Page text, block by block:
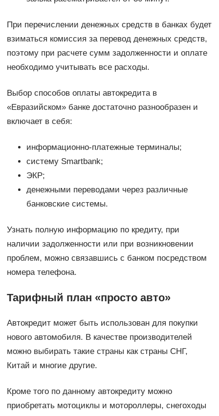
При перечислении денежных средств в банках будет
взиматься комиссия за перевод денежных средств,
поэтому при расчете сумм задолженности и оплате
необходимо учитывать все расходы.
Выбор способов оплаты автокредита в
«Евразийском» банке достаточно разнообразен и
включает в себя:
информационно-платежные терминалы;
систему Smartbank;
ЭКР;
денежными переводами через различные
банковские системы.
Узнать полную информацию по кредиту, при
наличии задолженности или при возникновении
проблем, можно связавшись с банком посредством
номера телефона.
Тарифный план «просто авто»
Автокредит может быть использован для покупки
нового автомобиля. В качестве производителей
можно выбирать такие страны как страны СНГ,
Китай и многие другие.
Кроме того по данному автокредиту можно
приобретать мотоциклы и мотороллеры, снегоходы